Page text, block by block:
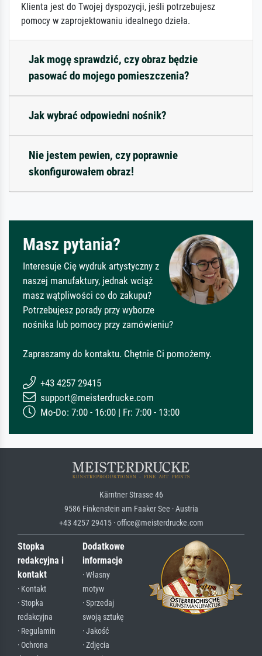
Klienta jest do Twojej dyspozycji, jeśli potrzebujesz
pomocy w zaprojektowaniu idealnego dzieła.
Jak mogę sprawdzić, czy obraz będzie
pasować do mojego pomieszczenia?
Jak wybrać odpowiedni nośnik?
Nie jestem pewien, czy poprawnie
skonfigurowałem obraz!
Masz pytania?
Interesuje Cię wydruk artystyczny z
naszej manufaktury, jednak wciąż
masz wątpliwości co do zakupu?
Potrzebujesz porady przy wyborze
nośnika lub pomocy przy zamówieniu?
Zapraszamy do kontaktu. Chętnie Ci pomożemy.
+43 4257 29415
support@meisterdrucke.com
Mo-Do: 7:00 - 16:00 | Fr: 7:00 - 13:00
Kärntner Strasse 46
9586 Finkenstein am Faaker See · Austria
+43 4257 29415 · office@meisterdrucke.com
Stopka
redakcyjna i
kontakt
· Kontakt
· Stopka
redakcyjna
· Regulamin
· Ochrona
Dodatkowe
informacje
· Własny
motyw
· Sprzedaj
swoją sztukę
· Jakość
· Zdjęcia